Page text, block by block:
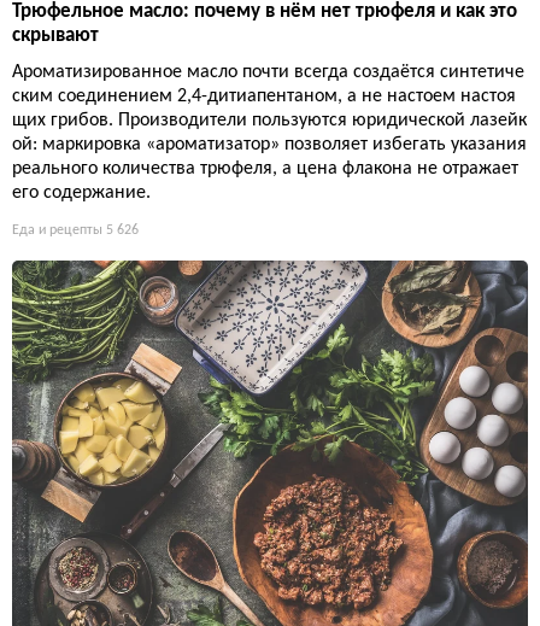
Трюфельное масло: почему в нём нет трюфеля и как это
скрывают
Ароматизированное масло почти всегда создаётся синтетиче
ским соединением 2,4-дитиапентаном, а не настоем настоя
щих грибов. Производители пользуются юридической лазейк
ой: маркировка «ароматизатор» позволяет избегать указания
реального количества трюфеля, а цена флакона не отражает
его содержание.
Еда и рецепты 5 626